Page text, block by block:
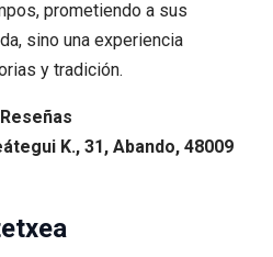
prometiendo a sus
sino una experiencia
y tradición.
K., 31, Abando, 48009